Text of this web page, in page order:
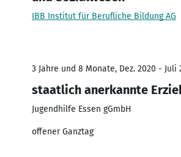
IBB Institut für Berufliche Bildung AG
3 Jahre und 8 Monate, Dez. 2020 - Juli
staatlich anerkannte
Jugendhilfe Essen gGmbH
offener Ganztag